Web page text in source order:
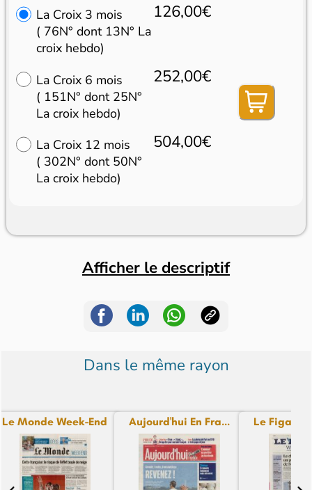
La Croix 3 mois
( 76N° dont 13N° La
croix hebdo)
126,00€
La Croix 6 mois
( 151N° dont 25N°
La croix hebdo)
252,00€
La Croix 12 mois
( 302N° dont 50N°
La croix hebdo)
504,00€
Afficher le descriptif
Dans le même rayon
Le Monde Week-End Aujourd'hui En Fra... Le Figaro